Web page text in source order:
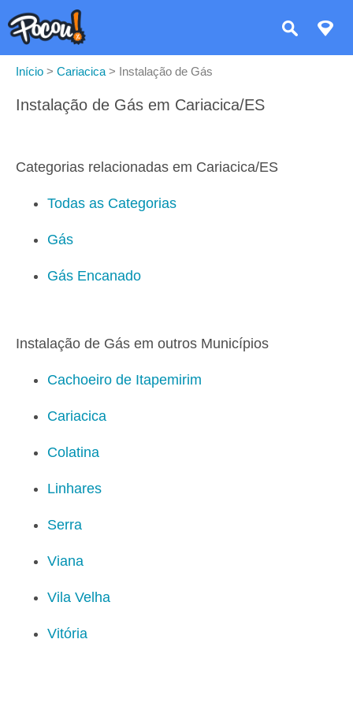
Início > Cariacica > Instalação de Gás
Instalação de Gás em Cariacica/ES
Categorias relacionadas em Cariacica/ES
Todas as Categorias
Gás
Gás Encanado
Instalação de Gás em outros Municípios
Cachoeiro de Itapemirim
Cariacica
Colatina
Linhares
Serra
Viana
Vila Velha
Vitória